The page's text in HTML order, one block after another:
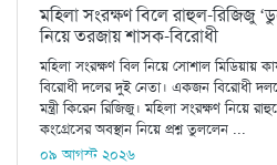
মহিলা সংরক্ষণ বিলে রাহুল-রিজিজু
নিয়ে তরজায় শাসক-বিরোধী
মহিলা সংরক্ষণ বিল নিয়ে সোশাল মিডিয়ায়
বিরোধী দলের দুই নেতা। একজন বিরোধী
মন্ত্রী কিরেন রিজিজু। মহিলা সংরক্ষণ নিয়ে
কংগ্রেসের অবস্থান নিয়ে প্রশ্ন তুললেন ...
০৯ আগস্ট ২০২৬